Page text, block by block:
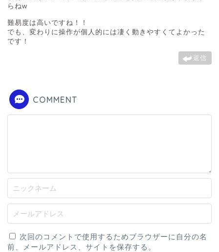
らねw
難易度は高いですね！！
でも、変わりに操作が個人的には凄く動きやすくてよかった
です！
返信
COMMENT
次回のコメントで使用するためブラウザーに自分の名
前、メールアドレス、サイトを保存する。